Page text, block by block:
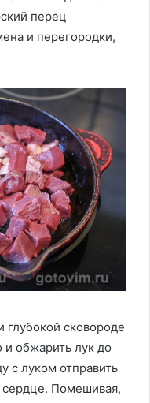
перец
и перегородки,
глубокой сковороде
и обжарить лук до
с луком отправить
сердце. Помешивая,